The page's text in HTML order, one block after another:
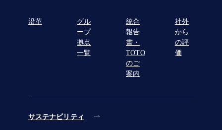
沿革
グル
ープ
拠点
一覧
統合
報告
書・
TOTO
のご
案内
社外
から
の評
価
サステナビリティ